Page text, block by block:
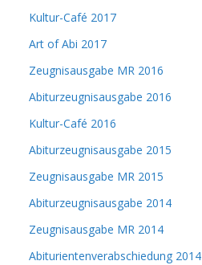
Kultur-Café 2017
Art of Abi 2017
Zeugnisausgabe MR 2016
Abiturzeugnisausgabe 2016
Kultur-Café 2016
Abiturzeugnisausgabe 2015
Zeugnisausgabe MR 2015
Abiturzeugnisausgabe 2014
Zeugnisausgabe MR 2014
Abiturientenverabschiedung 2014